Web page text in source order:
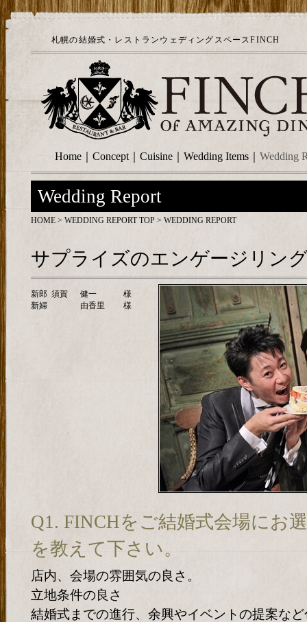
札幌の結婚式・レストランウェディングスペースFINCH
Home Concept Cuisine Wedding Items Wedding
Wedding Report
HOME > WEDDING REPORT TOP > WEDDING REPORT
サプライズのエンゲージリン
新郎 須賀 健一
様
新婦
由香里 様
Q1. FINCHをご結婚式会場にお
を教えて下さい。
店内、会場の雰囲気の良さ。
立地条件の良さ
結婚式までの進行、余興やイベントの提案な